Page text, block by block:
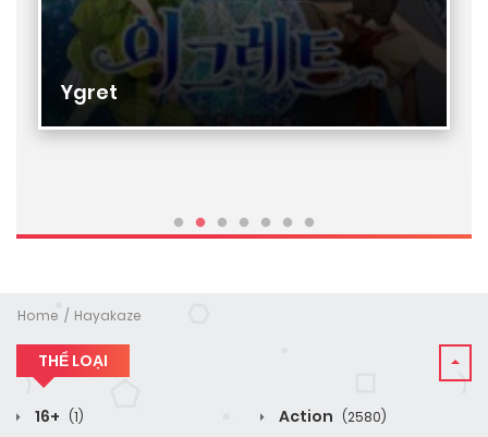
Ygret
Home Hayakaze
THỂ LOẠI
16+ (1) Action (2580)